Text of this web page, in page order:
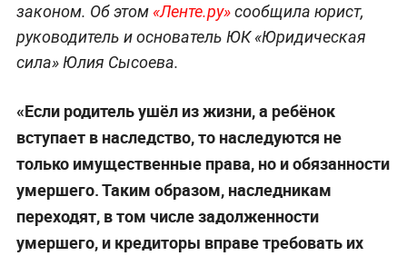
законом. Об этом«Ленте.ру»сообщила юрист,
руководитель и основатель ЮК «Юридическая
сила» Юлия Сысоева.
«Если родитель ушёл из жизни, а ребёнок
вступает в наследство, то наследуются не
только имущественные права, но и обязанности
умершего. Таким образом, наследникам
переходят, в том числе задолженности
умершего, и кредиторы вправе требовать их